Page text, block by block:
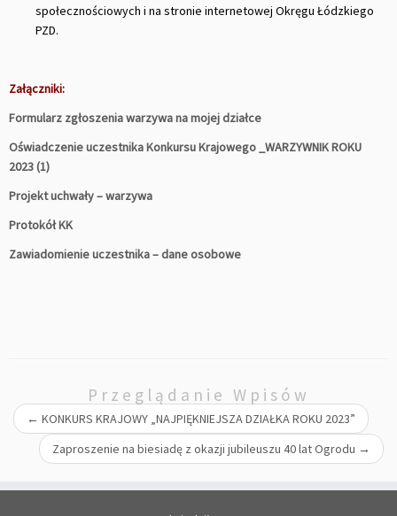
społecznościowych i na stronie internetowej Okręgu Łódzkiego
PZD.
Załączniki:
Formularz zgłoszenia warzywa na mojej działce
Oświadczenie uczestnika Konkursu Krajowego _WARZYWNIK ROKU
2023 (1)
Projekt uchwały – warzywa
Protokół KK
Zawiadomienie uczestnika – dane osobowe
Przeglądanie Wpisów
← KONKURS KRAJOWY „NAJPIĘKNIEJSZA DZIAŁKA ROKU 2023”
Zaproszenie na biesiadę z okazji jubileuszu 40 lat Ogrodu →